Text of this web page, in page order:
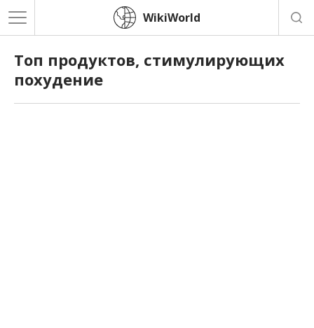
WikiWorld
Топ продуктов, стимулирующих
похудение